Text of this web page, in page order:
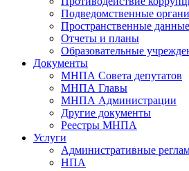
Подведомственные
Пространственные данные
Отчеты и планы
Образовательные
Документы
МНПА Совета депутатов
МНПА Главы
МНПА Администрации
Другие документы
Реестры МНПА
Услуги
Административные
НПА